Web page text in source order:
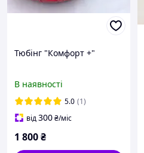
Тюбінг "Комфорт +"
В наявності
5.0 (1)
від300₴/міс
1 800₴